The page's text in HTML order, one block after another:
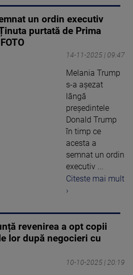
un ordin executiv
purtată de Prima
14-11-2025 | 09:47
Melania Trump
s-a așezat
lângă
președintele
Donald Trump
în timp ce
acesta a
semnat un ordin
executiv ...
Citeste mai mult
›
revenirea a opt copii
lor după negocieri cu
10-10-2025 | 20:19